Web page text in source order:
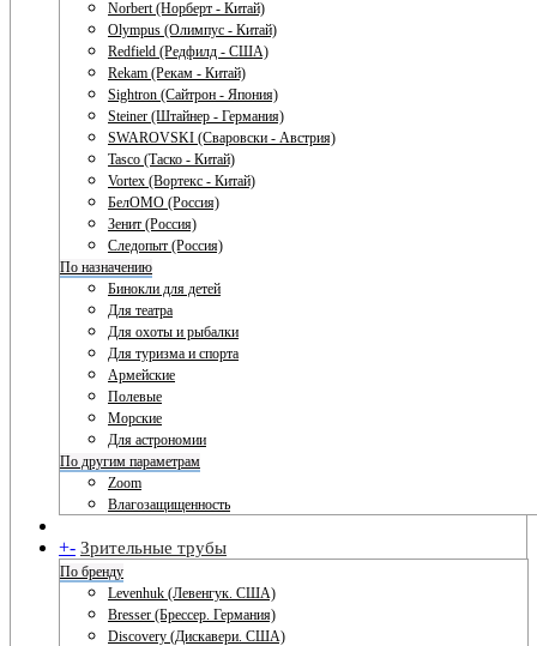
Norbert (Норберт - Китай)
Olympus (Олимпус - Китай)
Redfield (Редфилд - США)
Rekam (Рекам - Китай)
Sightron (Сайтрон - Япония)
Steiner (Штайнер - Германия)
SWAROVSKI (Сваровски - Австрия)
Tasco (Таско - Китай)
Vortex (Вортекс - Китай)
БелОМО (Россия)
Зенит (Россия)
Следопыт (Россия)
По назначению
Бинокли для детей
Для театра
Для охоты и рыбалки
Для туризма и спорта
Армейские
Полевые
Морские
Для астрономии
По другим параметрам
Zoom
Влагозащищенность
+- Зрительные трубы
По бренду
Levenhuk (Левенгук. США)
Bresser (Брессер. Германия)
Discovery (Дискавери. США)